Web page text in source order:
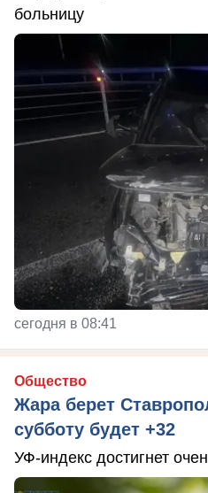
больницу
сегодня в 08:41
Общество
Жара берет
субботу будет +32
УФ-индекс достигнет